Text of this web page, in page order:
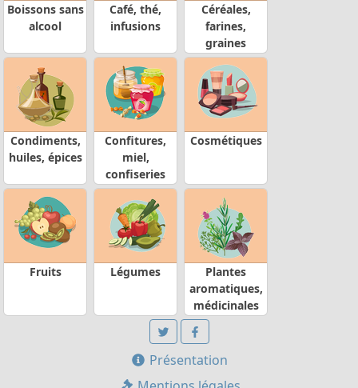
Boissons sans
alcool
Café, thé,
infusions
Céréales,
farines,
graines
Condiments,
huiles, épices
Confitures,
miel,
confiseries
Cosmétiques
Fruits Légumes
Plantes
aromatiques,
médicinales
Présentation